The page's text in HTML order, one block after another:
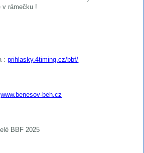
v rámečku !
:prihlasky.4timing.cz/bbf/
www.benesov-beh.cz
BBF 2025